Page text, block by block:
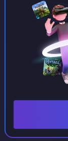
ventana
Y ahora si
nuestra